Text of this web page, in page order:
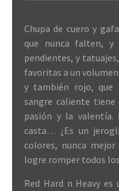
Chupa de cuero y
que nunca falten, y
pendientes, y
favoritas a un
y también rojo, que
sangre caliente
pasión y la
casta… ¿Es un
colores, nunca
logre romper todos
Red Hard n Heavy